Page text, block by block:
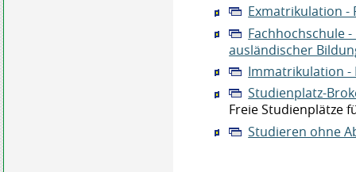
Exmatrikulation -
Fachhochschule
ausländischer
Immatrikulation -
Studienplatz-
Freie Studienplätze
Studieren ohne